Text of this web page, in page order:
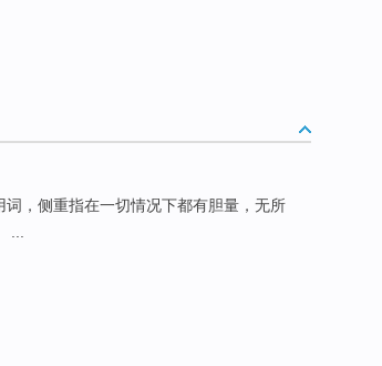
词，侧重指在一切情况下都有胆量，无所
...